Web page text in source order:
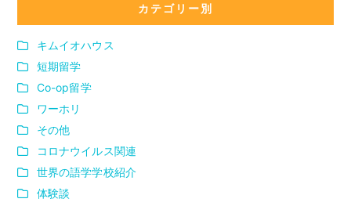
カテゴリー別
キムイオハウス
短期留学
Co-op留学
ワーホリ
その他
コロナウイルス関連
世界の語学学校紹介
体験談